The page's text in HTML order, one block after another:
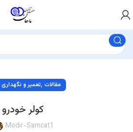
تعمیر و, مقالات
کولر خودرو
Modir-Samcat1